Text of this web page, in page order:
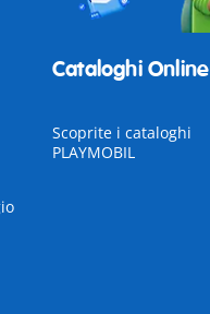
Cataloghi Online
Scoprite i cataloghi
PLAYMOBIL